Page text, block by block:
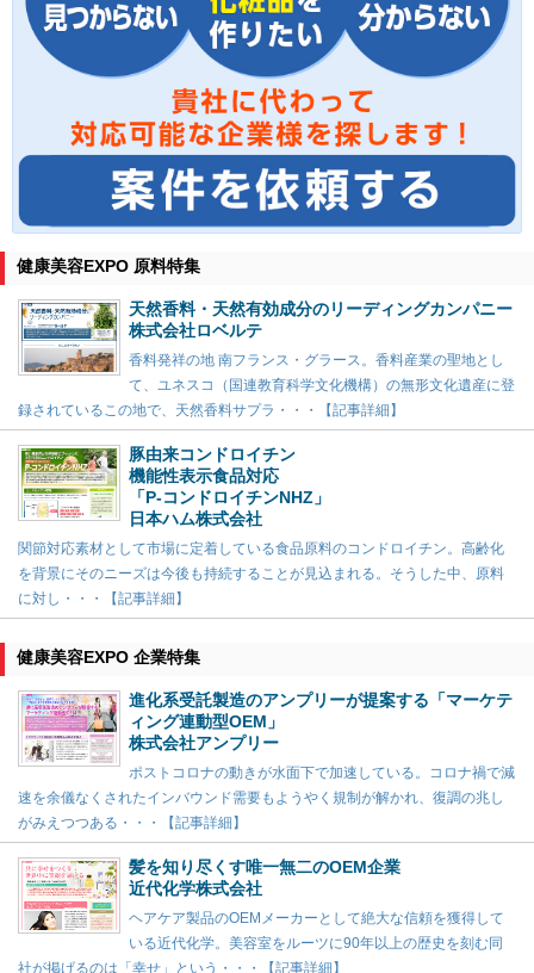
健康美容EXPO 原料特集
天然香料・天然有効成分のリーディングカンパニー
株式会社ロベルテ
香料発祥の地 南フランス・グラース。香料産業の聖地とし
て、ユネスコ（国連教育科学文化機構）の無形文化遺産に登
録されているこの地で、天然香料サプラ・・・【記事詳細】
豚由来コンドロイチン
機能性表示食品対応
「P-コンドロイチンNHZ」
日本ハム株式会社
関節対応素材として市場に定着している食品原料のコンドロイチン。高齢化
を背景にそのニーズは今後も持続することが見込まれる。そうした中、原料
に対し・・・【記事詳細】
健康美容EXPO 企業特集
進化系受託製造のアンプリーが提案する「マーケテ
ィング連動型OEM」
株式会社アンプリー
ポストコロナの動きが水面下で加速している。コロナ禍で減
速を余儀なくされたインバウンド需要もようやく規制が解かれ、復調の兆し
がみえつつある・・・【記事詳細】
髪を知り尽くす唯一無二のOEM企業
近代化学株式会社
ヘアケア製品のOEMメーカーとして絶大な信頼を獲得して
いる近代化学。美容室をルーツに90年以上の歴史を刻む同
社が掲げるのは「幸せ」という・・・【記事詳細】